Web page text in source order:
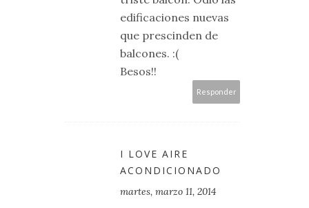
edificaciones nuevas
que prescinden de
balcones. :(
Besos!!
Responder
I LOVE AIRE
ACONDICIONADO
martes, marzo 11, 2014